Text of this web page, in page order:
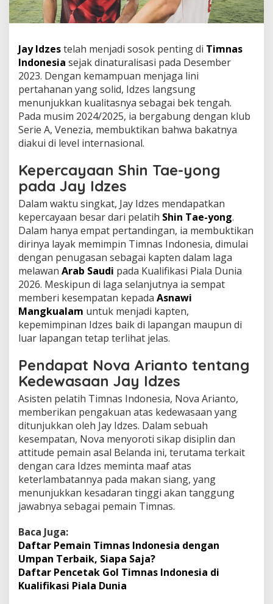
Jay Idzestelah menjadi sosok penting di Timnas
Indonesia sejak dinaturalisasi pada Desember
2023. Dengan kemampuan menjaga lini
pertahanan yang solid, Idzes langsung
menunjukkan kualitasnya sebagai bek tengah.
Pada musim 2024/2025, ia bergabung dengan klub
Serie A, Venezia, membuktikan bahwa bakatnya
diakui di level internasional.
Kepercayaan Shin Tae-yong
pada Jay Idzes
Dalam waktu singkat, Jay Idzes mendapatkan
kepercayaan besar dari pelatih Shin Tae-yong.
Dalam hanya empat pertandingan, ia membuktikan
dirinya layak memimpin Timnas Indonesia, dimulai
dengan penugasan sebagai kapten dalam laga
melawan Arab Saudi pada Kualifikasi Piala Dunia
2026. Meskipun di laga selanjutnya ia sempat
memberi kesempatan kepada Asnawi
Mangkualam untuk menjadi kapten,
kepemimpinan Idzes baik di lapangan maupun di
luar lapangan tetap terlihat jelas.
Pendapat Nova Arianto tentang
Kedewasaan Jay Idzes
Asisten pelatih Timnas Indonesia, Nova Arianto,
memberikan pengakuan atas kedewasaan yang
ditunjukkan oleh Jay Idzes. Dalam sebuah
kesempatan, Nova menyoroti sikap disiplin dan
attitude pemain asal Belanda ini, terutama terkait
dengan cara Idzes meminta maaf atas
keterlambatannya pada makan siang, yang
menunjukkan kesadaran tinggi akan tanggung
jawabnya sebagai pemain Timnas.
Baca Juga:
Daftar Pemain Timnas Indonesia dengan
Umpan Terbaik, Siapa Saja?
Daftar Pencetak Gol Timnas Indonesia di
Kualifikasi Piala Dunia